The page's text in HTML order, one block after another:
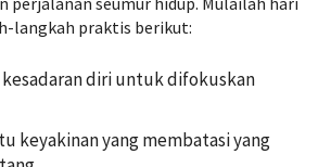
langkah praktis berikut:
kesadaran diri untuk difokuskan
keyakinan yang membatasi yang